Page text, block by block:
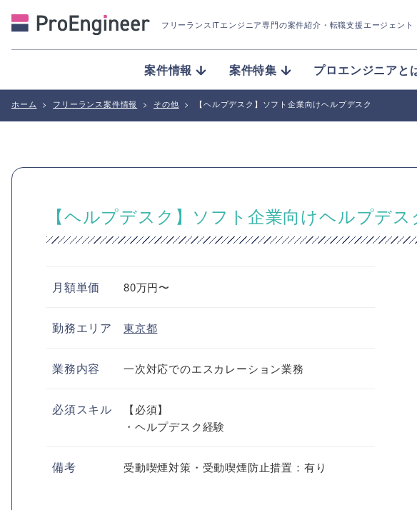
フリーランスITエンジニア専門の案件紹介 ・転職支援エージェント
案件情報 案件特集 プロエンジニアと
ホーム > フリーランス案件情報 > その他 > 【ヘルプデスク】ソフト企業向けヘルプデスク
【ヘルプデスク】ソフト企業向けヘルプデス
月額単価 80万円〜
勤務エリア 東京都
業務内容 一次対応でのエスカレーション業務
必須スキル
【必須】
・ヘルプデスク経験
備考 受動喫煙対策・受動喫煙防止措置：有り